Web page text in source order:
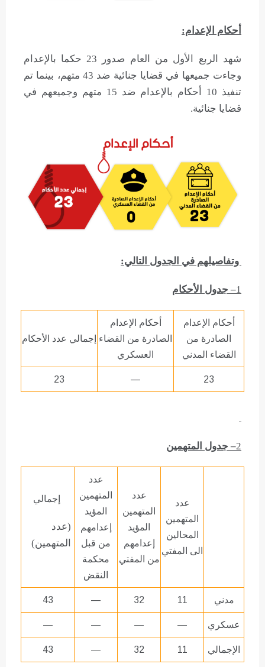
أحكام الإعدام:
شهد الربع الأول من العام صدور 23 حكما بالإعدام
وجاءت جميعها في قضايا جنائية ضد 43 متهم، بينما تم
تنفيذ 10 أحكام بالإعدام ضد 15 متهم وجميعهم في
قضايا جنائية.
وتفاصيلهم في الجدول التالي:
1– جدول الأحكام
أحكام الإعدام
الصادرة من
القضاء المدني
أحكام الإعدام
الصادرة من القضاء
العسكري
إجمالي عدد الأحكام
23
—
23
2– جدول المتهمين
عدد
المتهمين
المحالين
الى المفتي
عدد
المتهمين
المؤيد
إعدامهم
من المفتي
عدد
المتهمين
المؤيد
إعدامهم
من قبل
محكمة
النقض
إجمالي
(عدد
المتهمين)
مدني 11
32
—
43
عسكري —
—
—
—
الإجمالي 11
32
—
43